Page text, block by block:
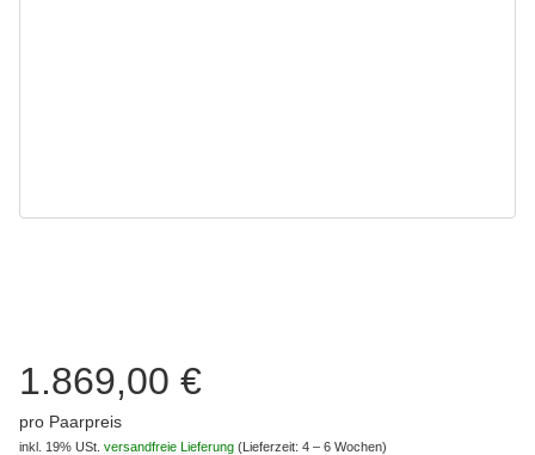
1.869,00 €
pro Paarpreis
inkl. 19% USt. versandfreie Lieferung (Lieferzeit: 4 – 6 Wochen)